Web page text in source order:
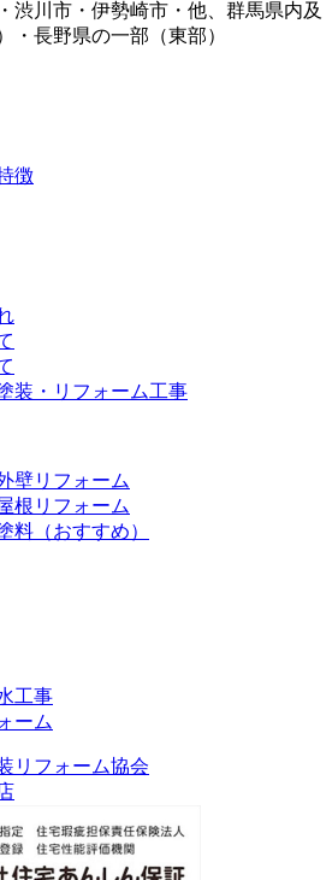
渋川市・伊勢崎市・他、群馬県内及
・長野県の一部（東部）
徴
装・リフォーム工事
壁リフォーム
根リフォーム
料（おすすめ）
工事
ーム